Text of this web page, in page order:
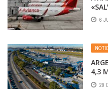
6
4,3
29